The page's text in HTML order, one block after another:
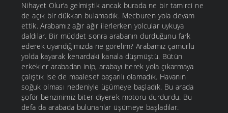
Nihayet Olur’a gelmiştik ancak burada ne bir tamirci ne
de açık bir dükkan bulamadık. Mecburen yola devam
ettik. Arabamız ağır ağır ilerlerken yolcular uykuya
daldılar. Bir müddet sonra arabanın durduğunu fark
ederek uyandığımızda ne görelim? Arabamız çamurlu
yolda kayarak kenardaki kanala düşmüştü. Bütün
erkekler arabadan inip, arabayı iterek yola çıkarmaya
çalıştık ise de maalesef başarılı olamadık. Havanın
soğuk olması nedeniyle üşümeye başladık. Bu arada
şoför benzinimiz biter diyerek motoru durdurdu. Bu
defa da arabada bulunanlar üşümeye başladılar.